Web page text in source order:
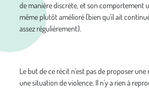
de manière discrète, et son comportement
même plutôt amélioré (bien qu'il ait
assez régulièrement).
Le but de ce récit n'est pas de proposer une
une situation de violence. Il n'y a rien à